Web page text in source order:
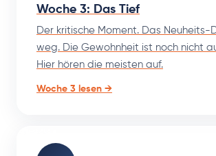
Woche 3: Das Tief
Der kritische Moment. Das Neuheits-
weg. Die Gewohnheit ist noch nicht
Hier hören die meisten auf.
Woche 3 lesen →